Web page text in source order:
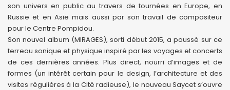
son univers en public au travers de tournées en Europe, en
Russie et en Asie mais aussi par son travail de compositeur
pour le Centre Pompidou.
Son nouvel album (MIRAGES), sorti début 2015, a poussé sur ce
terreau sonique et physique inspiré par les voyages et concerts
de ces dernières années. Plus direct, nourri d’images et de
formes (un intérêt certain pour le design, l’architecture et des
visites régulières à la Cité radieuse), le nouveau Saycet s’ouvre